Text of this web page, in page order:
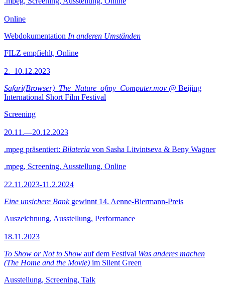
Online
Webdokumentation In anderen Umständen
FILZ empfiehlt, Online
2.–10.12.2023
Safari(Browser)_The_Nature_ofmy_Computer.mov @ Beijing
International Short Film Festival
Screening
20.11.—20.12.2023
.mpeg präsentiert: Bilateria von Sasha Litvintseva & Beny Wagner
.mpeg, Screening, Ausstellung, Online
22.11.2023-11.2.2024
Eine unsichere Bankgewinnt 14. Aenne-Biermann-Preis
Auszeichnung, Ausstellung, Performance
18.11.2023
To Show or Not to Show auf dem Festival Was anderes machen
(The Home and the Movie) im Silent Green
Ausstellung, Screening, Talk